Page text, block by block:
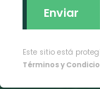
Este sitio está
Términos y